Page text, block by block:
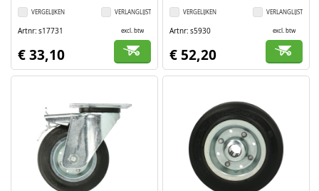
VERLANGLIJST
VERGELIJKEN
Artnr s17731 excl. btw
€ 33,10
VERLANGLIJST
VERGELIJKEN
Artnr s5930 excl. btw
€ 52,20